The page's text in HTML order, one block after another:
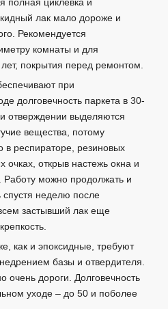
полная циклевка и
лак мало дороже и
Рекомендуется
комнаты и для
покрытия перед ремонтом.
при
долговечность паркета в 30-
отверждении выделяются
вещества, потому
в респираторе, резиновых
очках, открыв настежь окна и
Работу можно продолжать и
неделю после
застывший лак еще
как и эпоксидные, требуют
базы и отвердителя.
очень дороги. Долговечность
уходе – до 50 и поболее